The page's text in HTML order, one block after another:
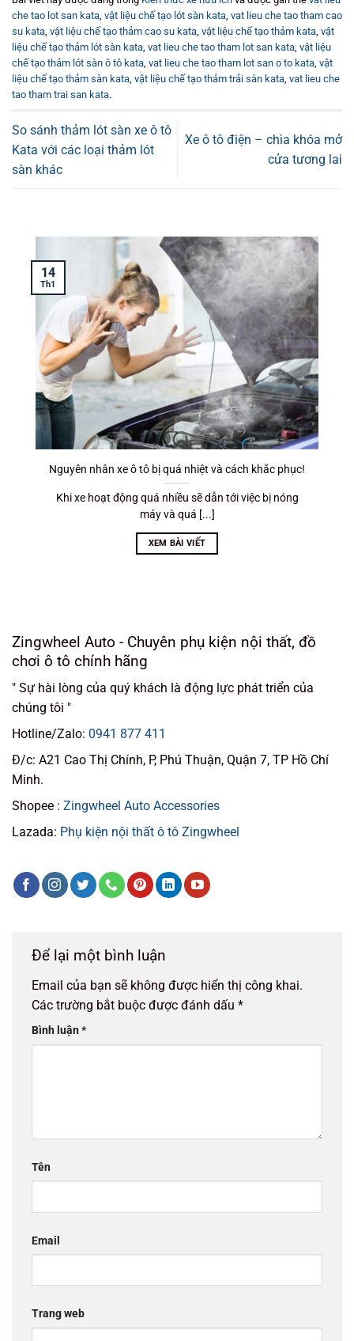
che tao lot san kata vật liệu chế tạo lót sàn kata vat lieu che tao tham cao
su kata vật liệu chế tạo thảm cao su kata vật liệu chế tạo thảm kata vật
liệu chế tạo thảm lót sàn kata vat lieu che tao tham lot san kata vật liệu
chế tạo thảm lót sàn ô tô kata vat lieu che tao tham lot san o to kata vật
liệu chế tạo thảm sàn kata vật liệu chế tạo thảm trải sàn kata vat lieu che
tao tham trai san kata.
So sánh thảm lót sàn xe ô tô
Kata với các loại thảm lót
sàn khác
Xe ô tô điện – chìa khóa mở
cửa tương lai
Nguyên nhân xe ô tô bị quá nhiệt và cách khắc phục!
Khi xe hoạt động quá nhiều sẽ dẫn tới việc bị nóng
máy và quá [...]
XEM BÀI VIẾT
14
Th1
Zingwheel Auto - Chuyên phụ kiện nội thất, đồ
chơi ô tô chính hãng
" Sự hài lòng của quý khách là động lực phát triển của
chúng tôi "
Hotline/Zalo: 0941 877 411
Đ/c: A21 Cao Thị Chính, P, Phú Thuận, Quận 7, TP Hồ Chí
Minh.
Shopee : Zingwheel Auto Accessories
Lazada: Phụ kiện nội thất ô tô Zingwheel
Để lại một bình luận
Email của bạn sẽ không được hiển thị công khai.
Các trường bắt buộc được đánh dấu *
Bình luận*
Tên
Email
Trang web